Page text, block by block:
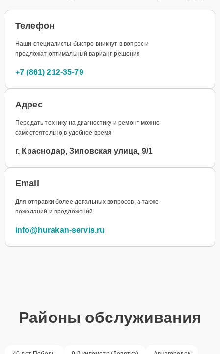
Телефон
Наши специалисты быстро вникнут в вопрос и
предложат оптимальный вариант решения
+7 (861) 212-35-79
Адрес
Передать технику на диагностику и ремонт можно
самостоятельно в удобное время
г. Краснодар, Зиповская улица, 9/1
Email
Для отправки более детальных вопросов, а также
пожеланий и предложений
info@hurakan-servis.ru
Районы обслуживания